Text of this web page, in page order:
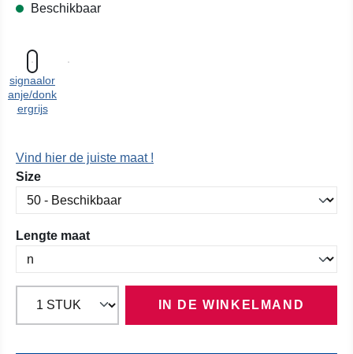
Beschikbaar
signaalor
anje/donk
ergrijs
Vind hier de juiste maat !
Selecteer
Size
Selecteer
Lengte maat
IN DE WINKELMAND